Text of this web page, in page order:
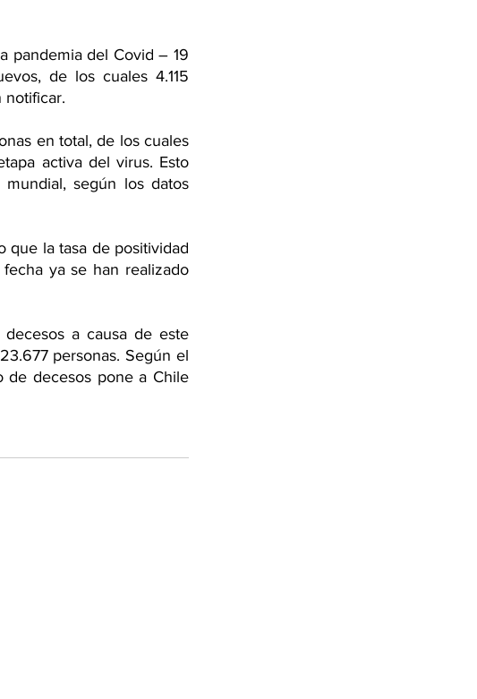
pandemia del Covid – 19
de los cuales 4.115
notificar.
en total, de los cuales
activa del virus. Esto
según los datos
que la tasa de positividad
ya se han realizado
decesos a causa de este
personas. Según el
de decesos pone a Chile